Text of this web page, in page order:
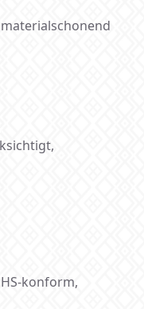
konform,